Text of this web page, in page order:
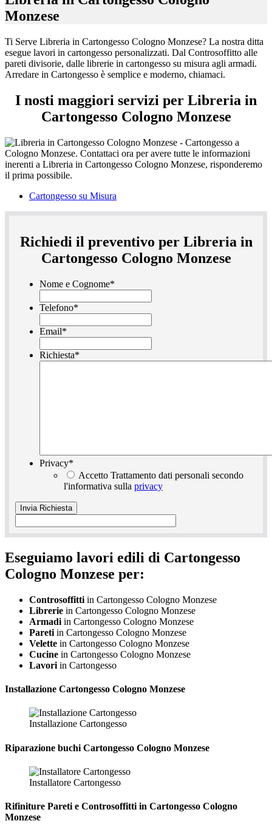
Monzese
Ti Serve Libreria in Cartongesso Cologno Monzese? La nostra ditta
esegue lavori in cartongesso personalizzati. Dal Controsoffitto alle
pareti divisorie, dalle librerie in cartongesso su misura agli armadi.
Arredare in Cartongesso è semplice e moderno, chiamaci.
I nosti maggiori servizi per Libreria in
Cartongesso Cologno Monzese
Cartongesso su Misura
Richiedi il preventivo per Libreria in
Cartongesso Cologno Monzese
Nome e Cognome*
Telefono*
Email*
Richiesta*
Privacy*
Accetto Trattamento dati personali secondo
l'informativa sulla privacy
Eseguiamo lavori edili di Cartongesso
Cologno Monzese per:
Controsoffitti in Cartongesso Cologno Monzese
Librerie in Cartongesso Cologno Monzese
Armadi in Cartongesso Cologno Monzese
Pareti in Cartongesso Cologno Monzese
Velette in Cartongesso Cologno Monzese
Cucine in Cartongesso Cologno Monzese
Lavori in Cartongesso
Installazione Cartongesso Cologno Monzese
Installazione Cartongesso
Riparazione buchi Cartongesso Cologno Monzese
Installatore Cartongesso
Rifiniture Pareti e Controsoffitti in Cartongesso Cologno
Monzese